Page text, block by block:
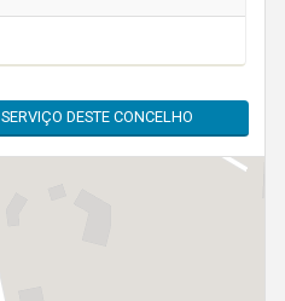
DESTE CONCELHO